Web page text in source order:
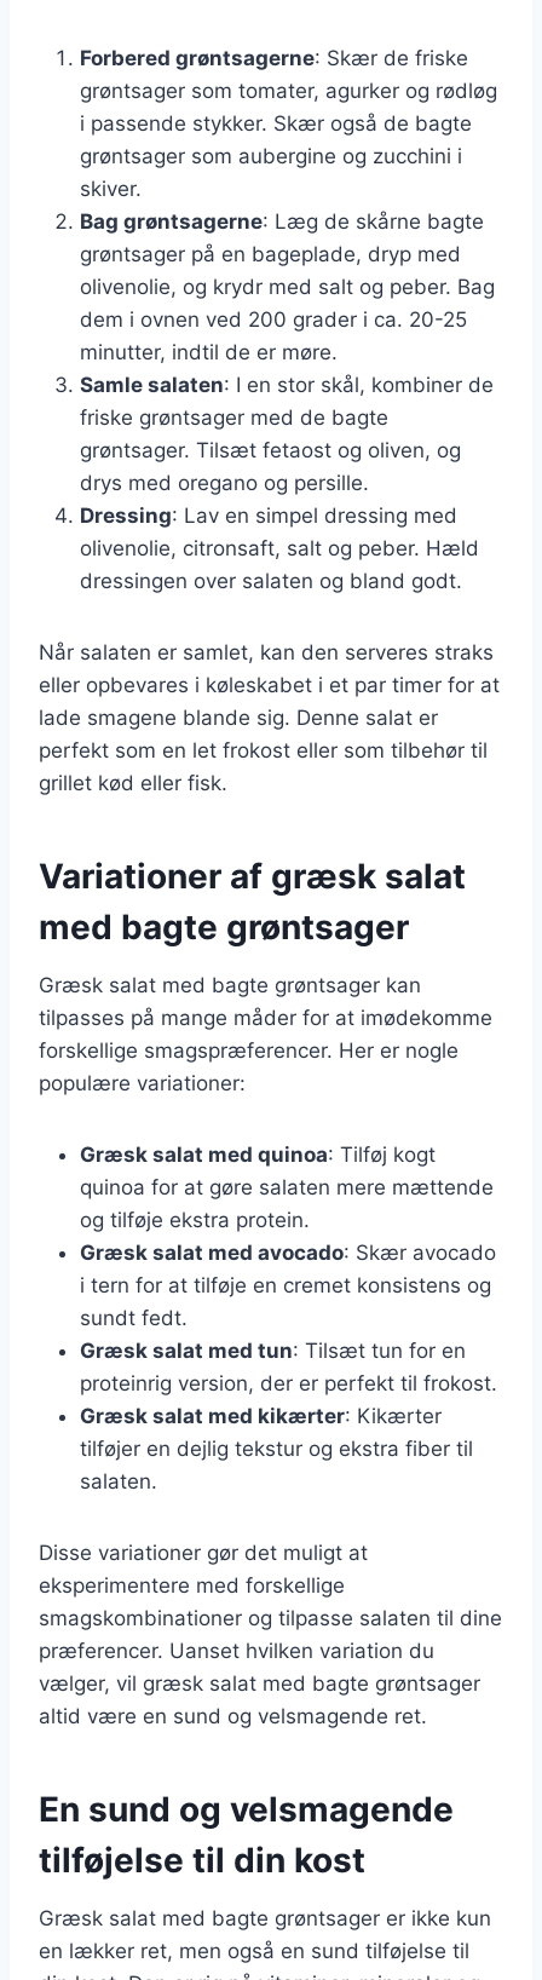
Forbered grøntsagerne: Skær de friske
grøntsager som tomater, agurker og rødløg
i passende stykker. Skær også de bagte
grøntsager som aubergine og zucchini i
skiver.
Bag grøntsagerne: Læg de skårne bagte
grøntsager på en bageplade, dryp med
olivenolie, og krydr med salt og peber. Bag
dem i ovnen ved 200 grader i ca. 20-25
minutter, indtil de er møre.
Samle salaten: I en stor skål, kombiner de
friske grøntsager med de bagte
grøntsager. Tilsæt fetaost og oliven, og
drys med oregano og persille.
Dressing: Lav en simpel dressing med
olivenolie, citronsaft, salt og peber. Hæld
dressingen over salaten og bland godt.
Når salaten er samlet, kan den serveres straks
eller opbevares i køleskabet i et par timer for at
lade smagene blande sig. Denne salat er
perfekt som en let frokost eller som tilbehør til
grillet kød eller fisk.
Variationer af græsk salat
med bagte grøntsager
Græsk salat med bagte grøntsager kan
tilpasses på mange måder for at imødekomme
forskellige smagspræferencer. Her er nogle
populære variationer:
Græsk salat med quinoa: Tilføj kogt
quinoa for at gøre salaten mere mættende
og tilføje ekstra protein.
Græsk salat med avocado: Skær avocado
i tern for at tilføje en cremet konsistens og
sundt fedt.
Græsk salat med tun: Tilsæt tun for en
proteinrig version, der er perfekt til frokost.
Græsk salat med kikærter: Kikærter
tilføjer en dejlig tekstur og ekstra fiber til
salaten.
Disse variationer gør det muligt at
eksperimentere med forskellige
smagskombinationer og tilpasse salaten til dine
præferencer. Uanset hvilken variation du
vælger, vil græsk salat med bagte grøntsager
altid være en sund og velsmagende ret.
En sund og velsmagende
tilføjelse til din kost
Græsk salat med bagte grøntsager er ikke kun
en lækker ret, men også en sund tilføjelse til